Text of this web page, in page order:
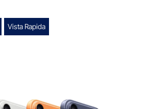
Vista Rapida